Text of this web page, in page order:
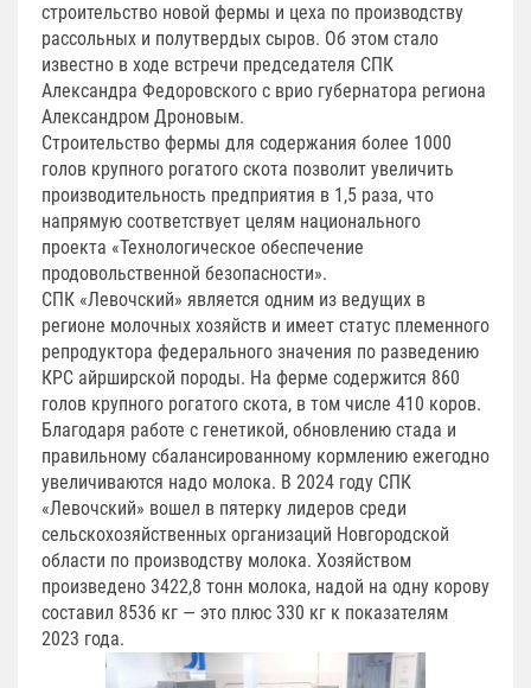
строительство новой фермы и цеха по производству
рассольных и полутвердых сыров. Об этом стало
известно в ходе встречи председателя СПК
Александра Федоровского с врио губернатора региона
Александром Дроновым.
Строительство фермы для содержания более 1000
голов крупного рогатого скота позволит увеличить
производительность предприятия в 1,5 раза, что
напрямую соответствует целям национального
проекта «Технологическое обеспечение
продовольственной безопасности».
СПК «Левочский» является одним из ведущих в
регионе молочных хозяйств и имеет статус племенного
репродуктора федерального значения по разведению
КРС айрширской породы. На ферме содержится 860
голов крупного рогатого скота, в том числе 410 коров.
Благодаря работе с генетикой, обновлению стада и
правильному сбалансированному кормлению ежегодно
увеличиваются надо молока. В 2024 году СПК
«Левочский» вошел в пятерку лидеров среди
сельскохозяйственных организаций Новгородской
области по производству молока. Хозяйством
произведено 3422,8 тонн молока, надой на одну корову
составил 8536 кг — это плюс 330 кг к показателям
2023 года.